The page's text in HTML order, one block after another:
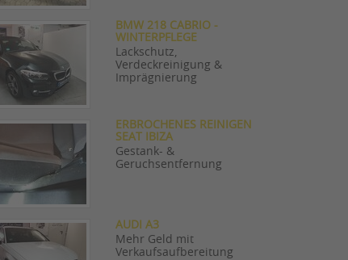
BMW 218 CABRIO -
WINTERPFLEGE
Lackschutz,
Verdeckreinigung &
Imprägnierung
ERBROCHENES REINIGEN
SEAT IBIZA
Gestank- &
Geruchsentfernung
AUDI A3
Mehr Geld mit
Verkaufsaufbereitung